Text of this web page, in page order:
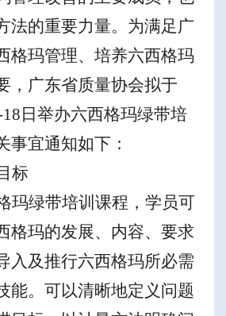
法的重要力量。为满足广
格玛管理、培养六西格玛
，广东省质量协会拟于
日举办六西格玛绿带培
事宜通知如下：
标
玛绿带培训课程，学员可
格玛的发展、内容、要求
入及推行六西格玛所必需
能。可以清晰地定义问题